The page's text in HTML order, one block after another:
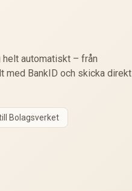
automatiskt – från
med BankID och skicka direkt
Bolagsverket